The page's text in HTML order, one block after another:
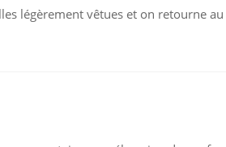
légèrement vêtues et on retourne